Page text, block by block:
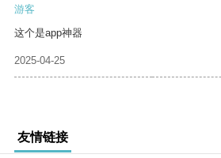
游客
这个是app神器
2025-04-25
友情链接